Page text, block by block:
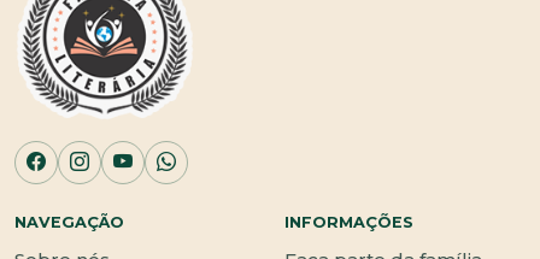
NAVEGAÇÃO INFORMAÇÕES